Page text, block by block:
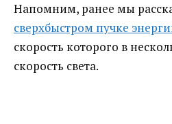
Напомним, ранее мы
сверхбыстром пучке
скорость которого в
скорость света.